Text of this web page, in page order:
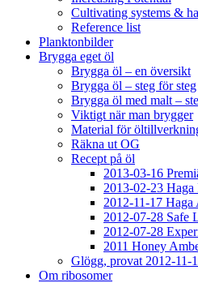
Cultivating systems &
Reference list
Planktonbilder
Brygga eget öl
Brygga öl – en översikt
Brygga öl – steg för steg
Brygga öl med malt –
Viktigt när man brygger
Material för
Räkna ut OG
Recept på öl
2013-03-16
2013-02-23 Haga
2012-11-17 Haga
2012-07-28 Safe
2012-07-28
2011 Honey
Glögg, provat 2012-11-
Om ribosomer